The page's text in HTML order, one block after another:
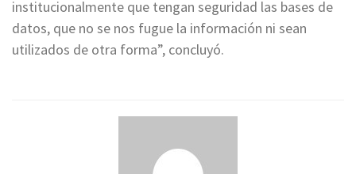
institucionalmente que tengan seguridad las bases de
datos, que no se nos fugue la información ni sean
utilizados de otra forma”, concluyó.